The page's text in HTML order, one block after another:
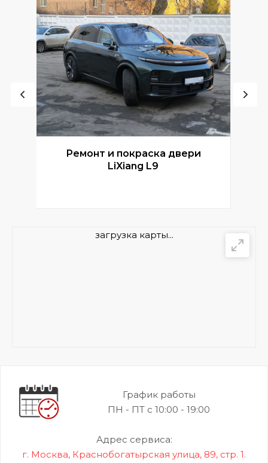
Ремонт и покраска двери
LiXiang L9
загрузка карты...
График работы
ПН - ПТ с 10:00 - 19:00
Адрес сервиса:
г. Москва, Краснобогатырская улица, 89, стр. 1.